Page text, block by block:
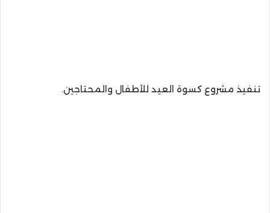
تنفيذ مشروع كسوة العيد للأطفال والمحتاجين.